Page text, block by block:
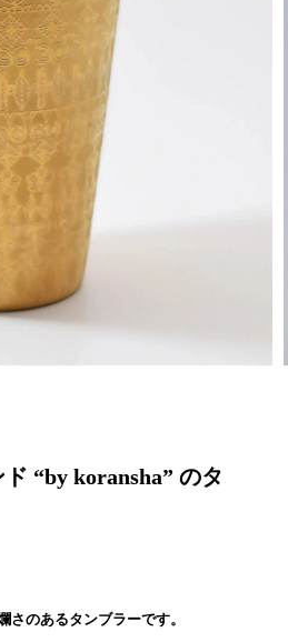
“by koransha” のタ
のあるタンブラーです。